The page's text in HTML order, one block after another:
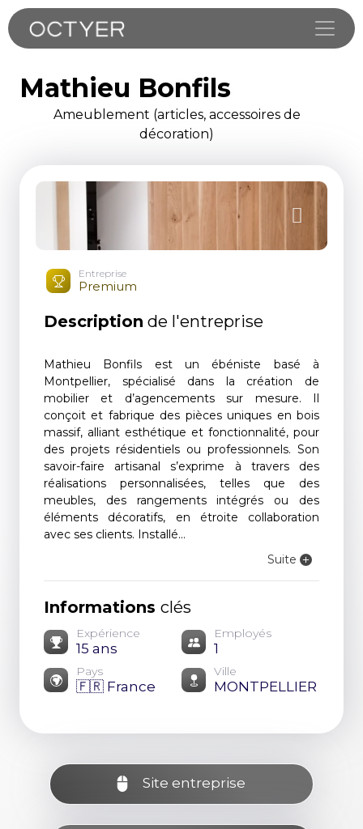
Mathieu Bonfils
Ameublement (articles, accessoires de
décoration)
Entreprise
Premium
Description de l'entreprise
Mathieu Bonfils est un ébéniste basé à
Montpellier, spécialisé dans la création de
mobilier et d’agencements sur mesure. Il
conçoit et fabrique des pièces uniques en bois
massif, alliant esthétique et fonctionnalité, pour
des projets résidentiels ou professionnels. Son
savoir-faire artisanal s’exprime à travers des
réalisations personnalisées, telles que des
meubles, des rangements intégrés ou des
éléments décoratifs, en étroite collaboration
avec ses clients. Installé...
Suite
Informations clés
Expérience
15 ans
Employés
1
Pays
🇫🇷 France
Ville
MONTPELLIER
Site entreprise